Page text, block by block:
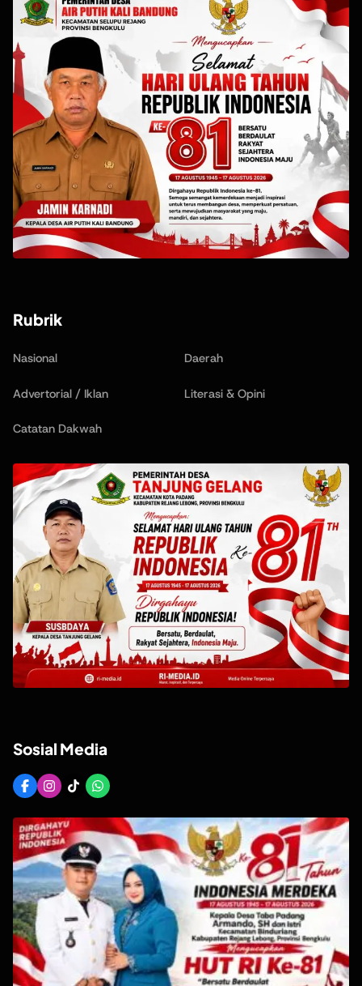
Rubrik
Nasional Daerah
Advertorial / Iklan Literasi & Opini
Catatan Dakwah
Sosial Media